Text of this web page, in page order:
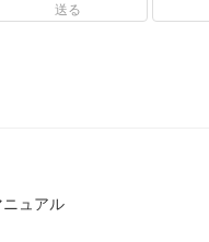
送る
ュアル